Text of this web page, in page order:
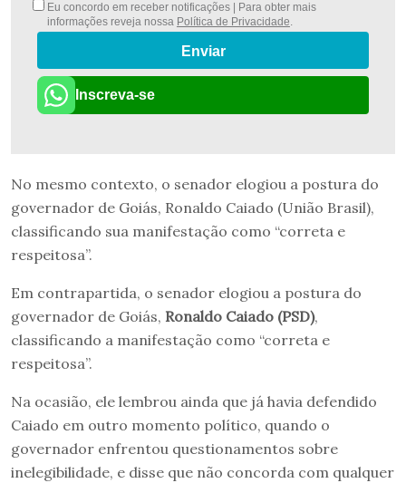
Eu concordo em receber notificações | Para obter mais
informações reveja nossa Política de Privacidade.
Enviar
Inscreva-se
No mesmo contexto, o senador elogiou a postura do
governador de Goiás, Ronaldo Caiado (União Brasil),
classificando sua manifestação como “correta e
respeitosa”.
Em contrapartida, o senador elogiou a postura do
governador de Goiás, Ronaldo Caiado (PSD),
classificando a manifestação como “correta e
respeitosa”.
Na ocasião, ele lembrou ainda que já havia defendido
Caiado em outro momento político, quando o
governador enfrentou questionamentos sobre
inelegibilidade, e disse que não concorda com qualquer